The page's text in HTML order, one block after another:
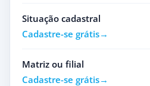
Situação cadastral
Cadastre-se grátis
Matriz ou filial
Cadastre-se grátis